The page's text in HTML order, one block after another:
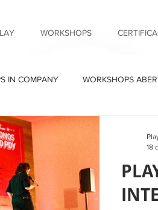
WORKSHOPS
IN COMPANY WORKSHOPS
18